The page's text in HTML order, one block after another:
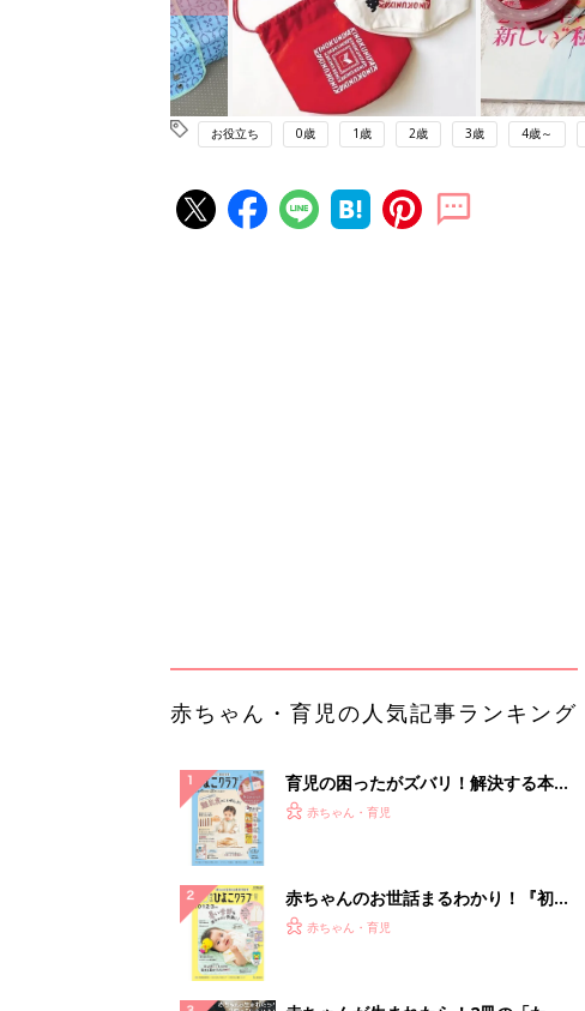
お役立ち 0歳 1歳 2歳 3歳 4歳～
に悩んだときに会ったのは…
PR（UR都市機構）
ランキングをもっと見る